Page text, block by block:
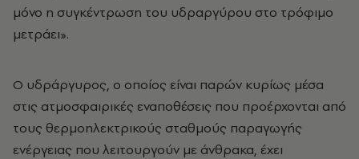
μόνο η συγκέντρωση του υδραργύρου στο τρόφιμο
μετράει».
Ο υδράργυρος, ο οποίος είναι παρών κυρίως μέσα
στις ατμοσφαιρικές εναποθέσεις που προέρχονται από
τους θερμοηλεκτρικούς σταθμούς παραγωγής
ενέργειας που λειτουργούν με άνθρακα, έχει